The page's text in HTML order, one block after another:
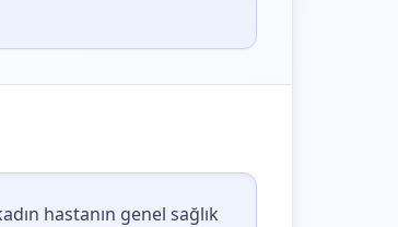
hastanın genel sağlık